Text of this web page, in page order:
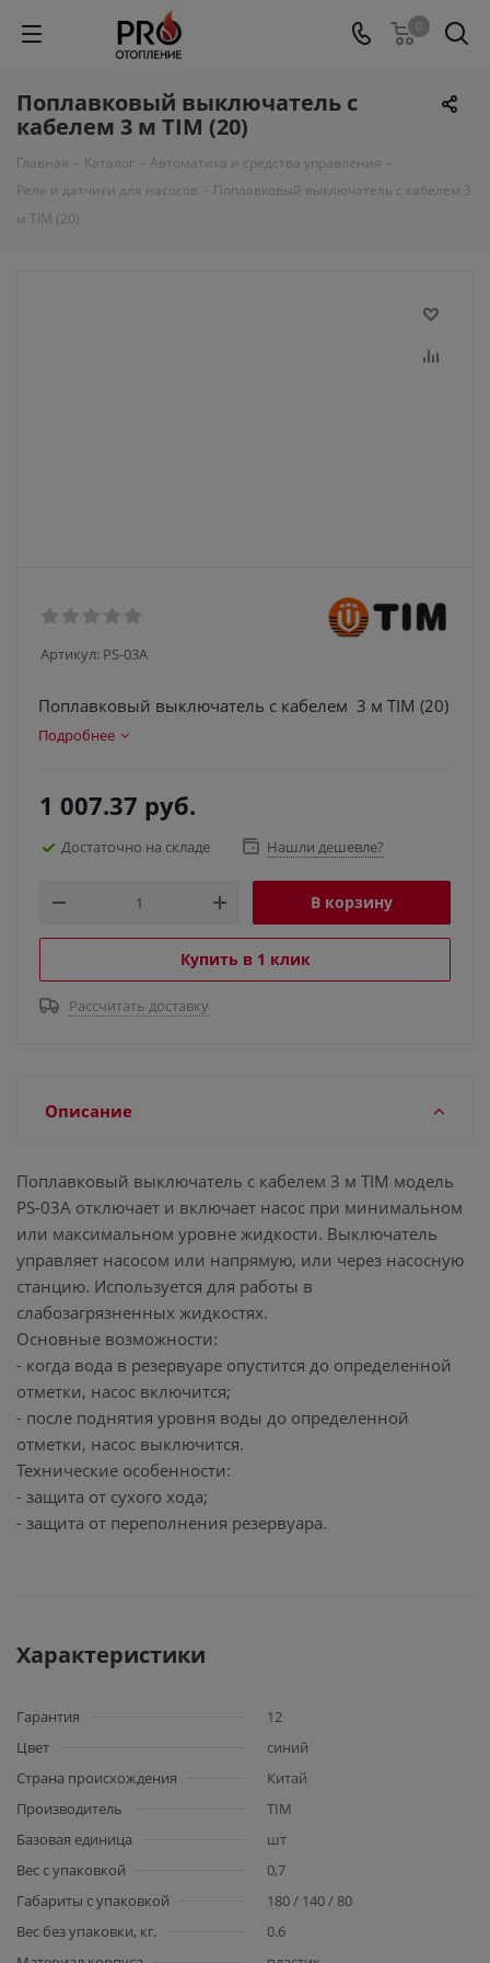
0
Поплавковый выключатель с
кабелем 3 м TIM (20)
Главная - Каталог - Автоматика и средства управления -
Реле и датчики для насосов - Поплавковый выключатель с кабелем 3
м TIM (20)
Артикул: PS-03A
Поплавковый выключатель с кабелем 3 м TIM (20)
Подробнее
1 007.37 руб.
Достаточно на складе Нашли дешевле?
В корзину
Купить в 1 клик
Рассчитать доставку
Описание
Поплавковый выключатель с кабелем 3 м TIM модель
PS-03A отключает и включает насос при минимальном
или максимальном уровне жидкости. Выключатель
управляет насосом или напрямую, или через насосную
станцию. Используется для работы в
слабозагрязненных жидкостях.
Основные возможности:
- когда вода в резервуаре опустится до определенной
отметки, насос включится;
- после поднятия уровня воды до определенной
отметки, насос выключится.
Технические особенности:
- защита от сухого хода;
- защита от переполнения резервуара.
Характеристики
Гарантия
12
Цвет
синий
Страна происхождения
Китай
Производитель
TIM
Базовая единица
шт
Вес с упаковкой
0,7
Габариты с упаковкой
180 / 140 / 80
Вес без упаковки, кг.
0.6